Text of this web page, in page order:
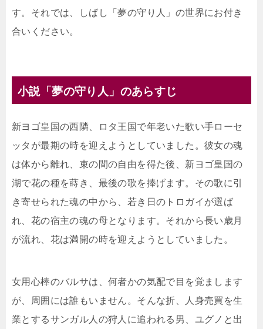
す。それでは、しばし「夢の守り人」の世界にお付き
合いください。
小説「夢の守り人」のあらすじ
新ヨゴ皇国の西隣、ロタ王国で年老いた歌い手ローセ
ッタが最期の時を迎えようとしていました。彼女の魂
は体から離れ、束の間の自由を得た後、新ヨゴ皇国の
湖で花の種を蒔き、最後の歌を捧げます。その歌に引
き寄せられた魂の中から、若き日のトロガイが選ば
れ、花の宿主の魂の母となります。それから長い歳月
が流れ、花は満開の時を迎えようとしていました。
女用心棒のバルサは、何者かの気配で目を覚まします
が、周囲には誰もいません。そんな折、人身売買を生
業とするサンガル人の狩人に追われる男、ユグノと出